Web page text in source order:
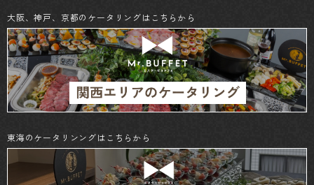
大阪、神戸、京都のケータリングはこちらから
東海のケータリンングはこちらから